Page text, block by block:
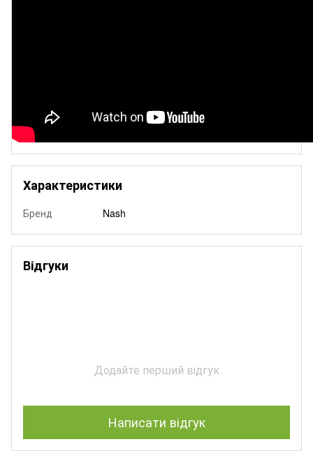
Характеристики
Бренд Nash
Відгуки
Додайте перший відгук
Написати відгук